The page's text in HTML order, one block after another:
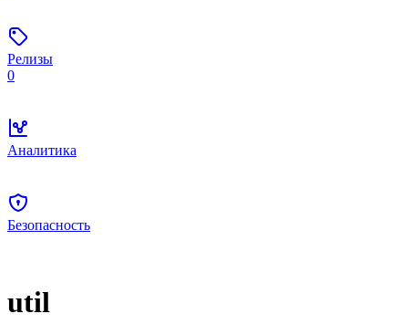
Релизы
0
Аналитика
Безопасность
util